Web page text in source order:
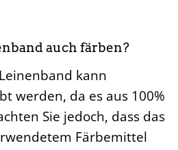
auch färben?
kann
werden, da es aus 100%
Sie jedoch, dass das
Färbemittel